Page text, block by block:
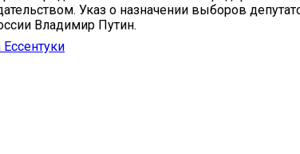
Указ о назначении выборов
Владимир Путин.